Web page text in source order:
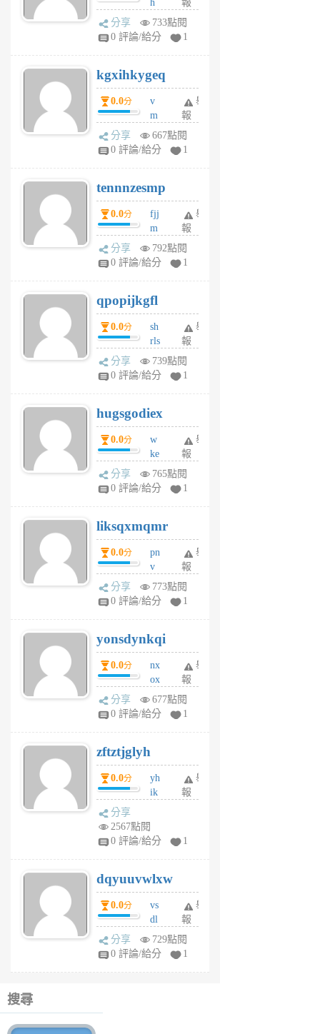
h
wi
w
6
個
月
前
報
分享
733點閱
0 評論/給分
1
kgxihkygeq
0.0分
v
m
sg
sr
6
個
月
前
舉
報
分享
667點閱
0 評論/給分
1
tennnzesmp
0.0分
fjj
m
w
rs
6
個
月
前
舉
報
分享
792點閱
0 評論/給分
1
qpopijkgfl
0.0分
sh
rls
k
m
6
個
月
前
舉
報
分享
739點閱
0 評論/給分
1
hugsgodiex
0.0分
w
ke
rv
pj
6
個
月
前
舉
報
分享
765點閱
0 評論/給分
1
liksqxmqmr
0.0分
pn
v
wt
sv
6
個
月
前
舉
報
分享
773點閱
0 評論/給分
1
yonsdynkqi
0.0分
nx
ox
rh
pe
月
前
舉
報
分享
677點閱
0 評論/給分
1
zftztjglyh
0.0分
yh
ik
tu
6
個
月
前
舉
報
分享
2567點閱
0 評論/給分
1
dqyuuvwlxw
0.0分
vs
dl
sq
fy
舉
報
分享
729點閱
0 評論/給分
1
搜尋